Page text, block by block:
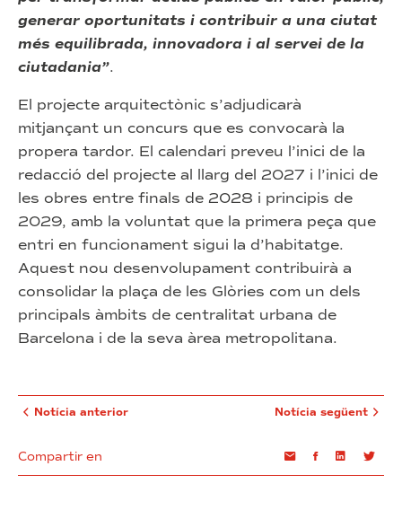
generar oportunitats i contribuir a una ciutat
més equilibrada, innovadora i al servei de la
ciutadania”.
El projecte arquitectònic s’adjudicarà
mitjançant un concurs que es convocarà la
propera tardor. El calendari preveu l’inici de la
redacció del projecte al llarg del 2027 i l’inici de
les obres entre finals de 2028 i principis de
2029, amb la voluntat que la primera peça que
entri en funcionament sigui la d’habitatge.
Aquest nou desenvolupament contribuirà a
consolidar la plaça de les Glòries com un dels
principals àmbits de centralitat urbana de
Barcelona i de la seva àrea metropolitana.
Notícia anterior
Compartir en EmailFacebookLinkedin
Notícia següent